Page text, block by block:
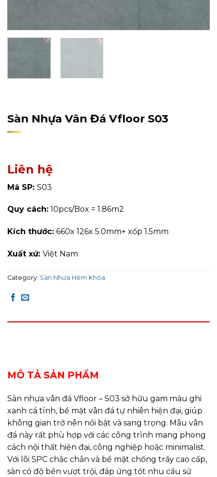
Sàn Nhựa Vân Đá Vfloor S03
Liên hệ
Mã SP: S03
Quy cách: 10pcs/Box = 1.86m2
Kích thước: 660x 126x 5.0mm+ xốp 1.5mm
Xuất xứ: Việt Nam
Category: Sàn Nhựa Hèm Khóa
MÔ TẢ SẢN PHẨM
Sàn nhựa vân đá Vfloor – S03 sở hữu gam màu ghi
xanh cá tính, bề mặt vân đá tự nhiên hiện đại, giúp
không gian trở nên nổi bật và sang trọng. Mẫu vân
đá này rất phù hợp với các công trình mang phong
cách nội thất hiện đại, công nghiệp hoặc minimalist.
Với lõi SPC chắc chắn và bề mặt chống trầy cao cấp,
sàn có độ bền vượt trội, đáp ứng tốt nhu cầu sử